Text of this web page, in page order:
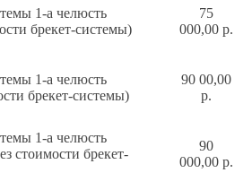
1-а челюсть
брекет-системы)
75
000,00 р.
1-а челюсть
брекет-системы)
90 00,00
р.
1-а челюсть
стоимости брекет-
90
000,00 р.